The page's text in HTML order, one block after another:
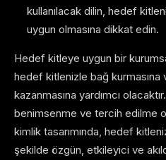
kullanılacak dilin, hedef
uygun olmasına dikkat edin.
Hedef kitleye uygun bir
hedef kitlenizle bağ kurmasına
kazanmasına yardımcı
benimsenme ve tercih edilme
kimlik tasarımında, hedef
şekilde özgün, etkileyici ve